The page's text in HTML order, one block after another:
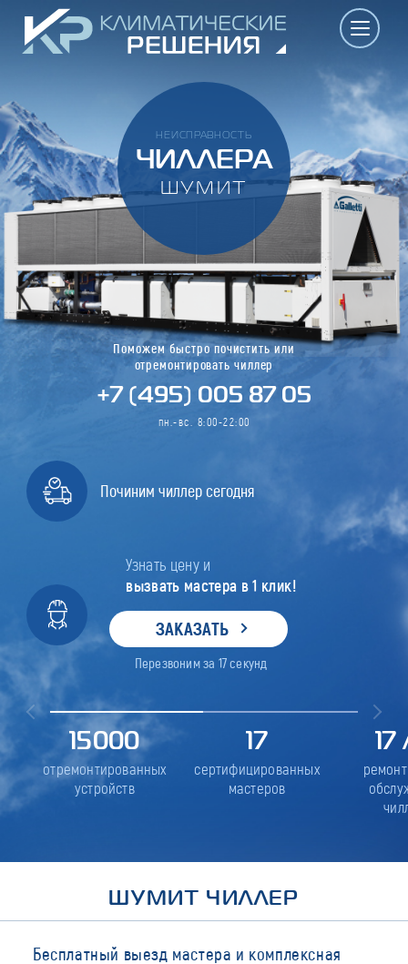
НЕИСПРАВНОСТЬ
ЧИЛЛЕРА
ШУМИТ
Поможем быстро почистить или
отремонтировать чиллер
+7 (495) 005 87 05
пн.-вс. 8:00-22:00
Починим чиллер сегодня
Узнать цену и
вызвать мастера в 1 клик!
ЗАКАЗАТЬ
Перезвоним за 17секунд
15000
отремонтированных
устройств
17
сертифицированных
мастеров
17
ШУМИТ ЧИЛЛЕР
Бесплатный выезд мастера и комплексная